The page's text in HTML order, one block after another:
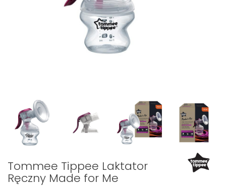
Tommee Tippee Laktator
Ręczny Made for Me